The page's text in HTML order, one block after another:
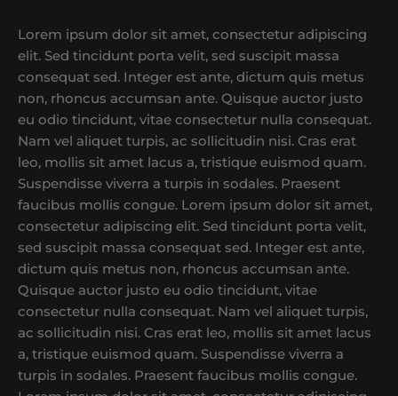
Lorem ipsum dolor sit amet, consectetur adipiscing
elit. Sed tincidunt porta velit, sed suscipit massa
consequat sed. Integer est ante, dictum quis metus
non, rhoncus accumsan ante. Quisque auctor justo
eu odio tincidunt, vitae consectetur nulla consequat.
Nam vel aliquet turpis, ac sollicitudin nisi. Cras erat
leo, mollis sit amet lacus a, tristique euismod quam.
Suspendisse viverra a turpis in sodales. Praesent
faucibus mollis congue. Lorem ipsum dolor sit amet,
consectetur adipiscing elit. Sed tincidunt porta velit,
sed suscipit massa consequat sed. Integer est ante,
dictum quis metus non, rhoncus accumsan ante.
Quisque auctor justo eu odio tincidunt, vitae
consectetur nulla consequat. Nam vel aliquet turpis,
ac sollicitudin nisi. Cras erat leo, mollis sit amet lacus
a, tristique euismod quam. Suspendisse viverra a
turpis in sodales. Praesent faucibus mollis congue.